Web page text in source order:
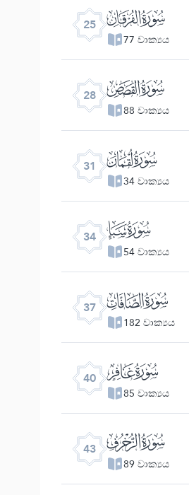
25 ﮥ
77 වාක්‍යය
28 ﮨ
88 වාක්‍යය
31 ﮫ
34 වාක්‍යය
34 ﮮ
54 වාක්‍යය
37 ﮱ
182 වාක්‍යය
40 ﯕ
85 වාක්‍යය
43 ﯘ
89 වාක්‍යය